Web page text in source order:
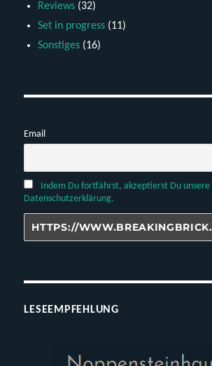
Reviews (32)
Set in progress (11)
Sonstiges (16)
Email
Indem Du fortfährst, akzeptierst Du unsere
Datenschutzerklärung.
LESEEMPFEHLUNG